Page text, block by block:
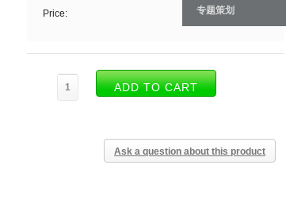
专题策划
Price:
Ask a question about this product